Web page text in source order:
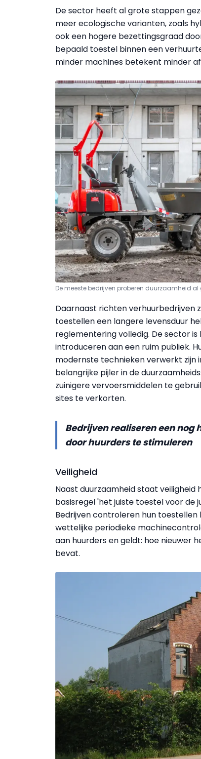
De sector heeft al grote stappen
meer ecologische varianten, zoals
ook een hogere bezettingsgraad
bepaald toestel binnen een
minder machines betekent minder
De meeste bedrijven proberen duurzaamheid
Daarnaast richten verhuurbedrijven
toestellen een langere levensduur
reglementering volledig. De sector
introduceren aan een ruim publiek.
modernste technieken verwerkt zijn
belangrijke pijler in de
zuinigere vervoersmiddelen te
sites te verkorten.
Bedrijven realiseren een nog
door huurders te stimuleren
Veiligheid
Naast duurzaamheid staat
basisregel 'het juiste toestel voor de
Bedrijven controleren hun
wettelijke periodieke
aan huurders en geldt: hoe nieuwer
bevat.